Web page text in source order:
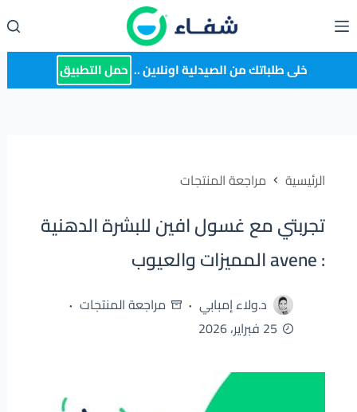
إلى
المحتوى خلى طلباتك من الصيدلية اونلاين .. حمل التطبيق
الرئيسية مراجعة المنتجات
تجربتي مع غسول افين للبشرة الدهنية
: avene المميزات والعيوب
د.ولاء إمبابي
مراجعة المنتجات
25 فبراير، 2026